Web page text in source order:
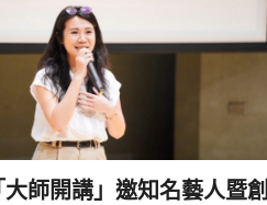
師開講」邀知名藝人暨創